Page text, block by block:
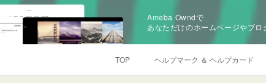
Ameba Owndで
あなただけのホームページやブロ
TOP ヘルプマーク ＆ ヘルプカード